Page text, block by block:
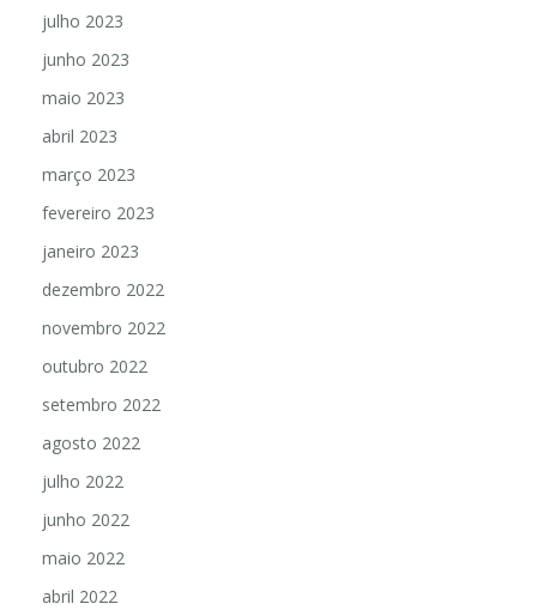
julho 2023
junho 2023
maio 2023
abril 2023
março 2023
fevereiro 2023
janeiro 2023
dezembro 2022
novembro 2022
outubro 2022
setembro 2022
agosto 2022
julho 2022
junho 2022
maio 2022
abril 2022